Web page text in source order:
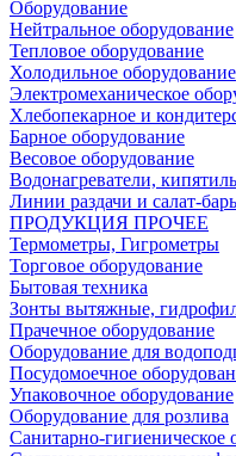
Оборудование
Нейтральное оборудование
Тепловое оборудование
Холодильное оборудование
Электромеханическое
Хлебопекарное и
Барное оборудование
Весовое оборудование
Водонагреватели,
Линии раздачи и салат-
ПРОДУКЦИЯ ПРОЧЕЕ
Термометры, Гигрометры
Торговое оборудование
Бытовая техника
Зонты вытяжные,
Прачечное оборудование
Оборудование для
Посудомоечное
Упаковочное оборудование
Оборудование для розлива
Санитарно-гигиеническое